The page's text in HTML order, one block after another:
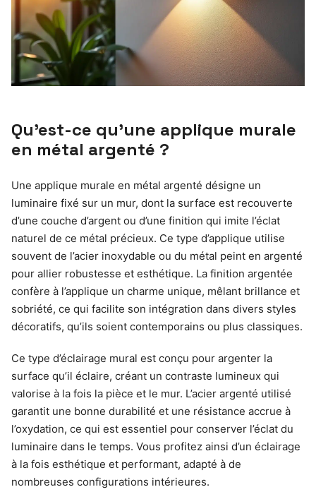
Qu’est-ce qu’une applique murale
en métal argenté ?
Une applique murale en métal argenté désigne un
luminaire fixé sur un mur, dont la surface est recouverte
d’une couche d’argent ou d’une finition qui imite l’éclat
naturel de ce métal précieux. Ce type d’applique utilise
souvent de l’acier inoxydable ou du métal peint en argenté
pour allier robustesse et esthétique. La finition argentée
confère à l’applique un charme unique, mêlant brillance et
sobriété, ce qui facilite son intégration dans divers styles
décoratifs, qu’ils soient contemporains ou plus classiques.
Ce type d’éclairage mural est conçu pour argenter la
surface qu’il éclaire, créant un contraste lumineux qui
valorise à la fois la pièce et le mur. L’acier argenté utilisé
garantit une bonne durabilité et une résistance accrue à
l’oxydation, ce qui est essentiel pour conserver l’éclat du
luminaire dans le temps. Vous profitez ainsi d’un éclairage
à la fois esthétique et performant, adapté à de
nombreuses configurations intérieures.